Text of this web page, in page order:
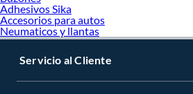
Adhesivos Sika
Accesorios para autos
Neumaticos y llantas
Servicio al Cliente